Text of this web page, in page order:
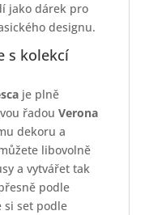
jako dárek pro
designu.
s kolekcí
je plně
řadou Verona
dekoru a
libovolně
a vytvářet tak
podle
si set podle